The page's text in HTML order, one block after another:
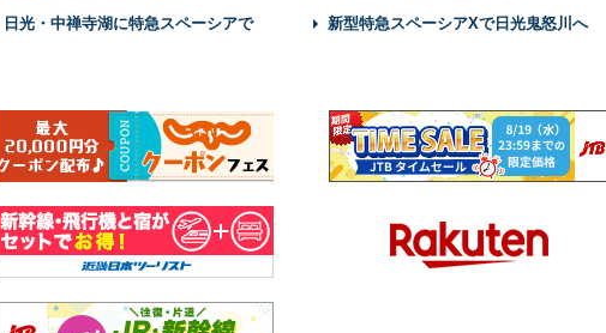
日光・中禅寺湖に特急スペーシアで 新型特急スペーシアXで日光鬼怒川へ